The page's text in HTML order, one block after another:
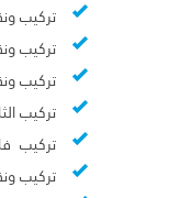
تركيب
تركيب
تركيب
تركيب
تركيب
تركيب